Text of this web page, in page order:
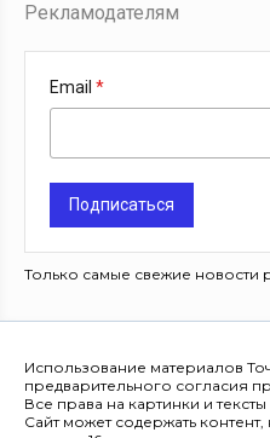
Рекламодателям
Email
Подписаться
Только самые свежие новости
Использование материалов
предварительного согласия
Все права на картинки и
Сайт может содержать